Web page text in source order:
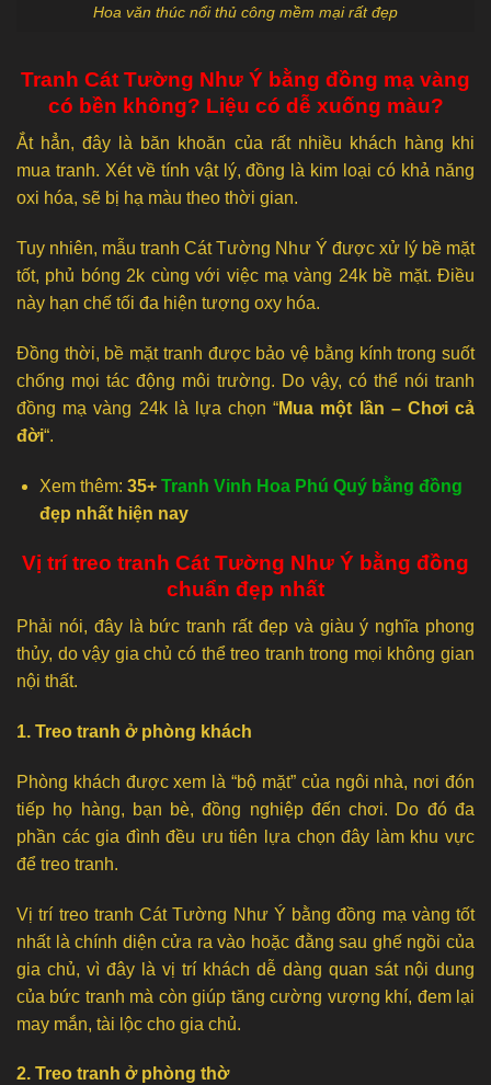
Hoa văn thúc nổi thủ công mềm mại rất đẹp
Tranh Cát Tường Như Ý bằng đồng mạ vàng
có bền không? Liệu có dễ xuống màu?
Ắt hẳn, đây là băn khoăn của rất nhiều khách hàng khi
mua tranh. Xét về tính vật lý, đồng là kim loại có khả năng
oxi hóa, sẽ bị hạ màu theo thời gian.
Tuy nhiên, mẫu tranh Cát Tường Như Ý được xử lý bề mặt
tốt, phủ bóng 2k cùng với việc mạ vàng 24k bề mặt. Điều
này hạn chế tối đa hiện tượng oxy hóa.
Đồng thời, bề mặt tranh được bảo vệ bằng kính trong suốt
chống mọi tác động môi trường. Do vậy, có thể nói tranh
đồng mạ vàng 24k là lựa chọn “Mua một lần – Chơi cả
đời“.
Xem thêm: 35+ Tranh Vinh Hoa Phú Quý bằng đồng
đẹp nhất hiện nay
Vị trí treo tranh Cát Tường Như Ý bằng đồng
chuẩn đẹp nhất
Phải nói, đây là bức tranh rất đẹp và giàu ý nghĩa phong
thủy, do vậy gia chủ có thể treo tranh trong mọi không gian
nội thất.
1. Treo tranh ở phòng khách
Phòng khách được xem là “bộ mặt” của ngôi nhà, nơi đón
tiếp họ hàng, bạn bè, đồng nghiệp đến chơi. Do đó đa
phần các gia đình đều ưu tiên lựa chọn đây làm khu vực
để treo tranh.
Vị trí treo tranh Cát Tường Như Ý bằng đồng mạ vàng tốt
nhất là chính diện cửa ra vào hoặc đằng sau ghế ngồi của
gia chủ, vì đây là vị trí khách dễ dàng quan sát nội dung
của bức tranh mà còn giúp tăng cường vượng khí, đem lại
may mắn, tài lộc cho gia chủ.
2. Treo tranh ở phòng thờ